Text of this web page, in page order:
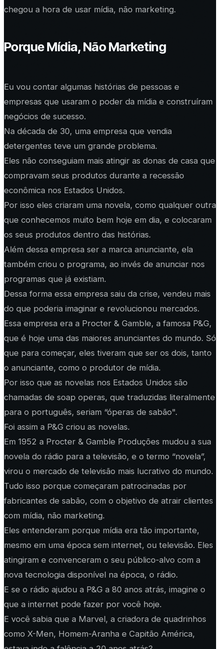
chegou a hora de usar mídia, não marketing.
Porque Mídia, Não Marketing
Eu vou contar algumas histórias de pessoas e
empresas que usaram o poder da mídia e construíram
negócios de sucesso.
Na década de 30, uma empresa que vendia
detergentes teve um grande problema.
Eles não conseguiam mais atingir as donas de casa que
compravam seus produtos durante a recessão
econômica nos Estados Unidos.
Por isso eles criaram uma novela, como qualquer outra
que conhecemos muito bem hoje em dia, e colocaram
os seus produtos dentro das histórias.
Além dessa empresa ser a marca anunciante, ela
também criou o programa, ao invés de anunciar nos
programas que já existiam.
Dessa forma essa empresa saiu da crise, vendeu mais
do que poderia imaginar e revolucionou mercados.
Essa empresa era a Procter & Gamble, a famosa P&G,
que é hoje uma das maiores anunciantes do mundo. Só
que para começar, eles tiveram que ser os dois, tanto
o anunciante, como o produtor de mídia.
Por isso que as novelas nos Estados Unidos são
chamadas de soap operas, que traduzidas literalmente
para o português, seriam “óperas de sabão".
Foi assim a P&G criou as novelas.
Em 1952 a Procter & Gamble Produções mudou a sua
novela do rádio para a televisão, e o termo “novela”,
virou o mercado de televisão mais lucrativo do mundo.
Tudo isso porque começaram patrocinadas por
fabricantes de sabão, com o objetivo de atrair clientes
com mídia, não marketing.
Eles entenderam porque mídia era tão importante,
mesmo em uma época sem internet, ou televisão. Eles
atingiram e convenceram o seu público-alvo com a
nova tecnologia disponível na época, o rádio.
E se o rádio ajudou a P&G a 80 anos atrás, imagine o
que a internet pode fazer por você hoje.
E você sabia que a Marvel, a criadora de quadrinhos
como X-Men, Homem-Aranha e Capitão América,